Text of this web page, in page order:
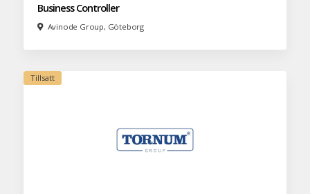
Business Controller
Avinode Group, Göteborg